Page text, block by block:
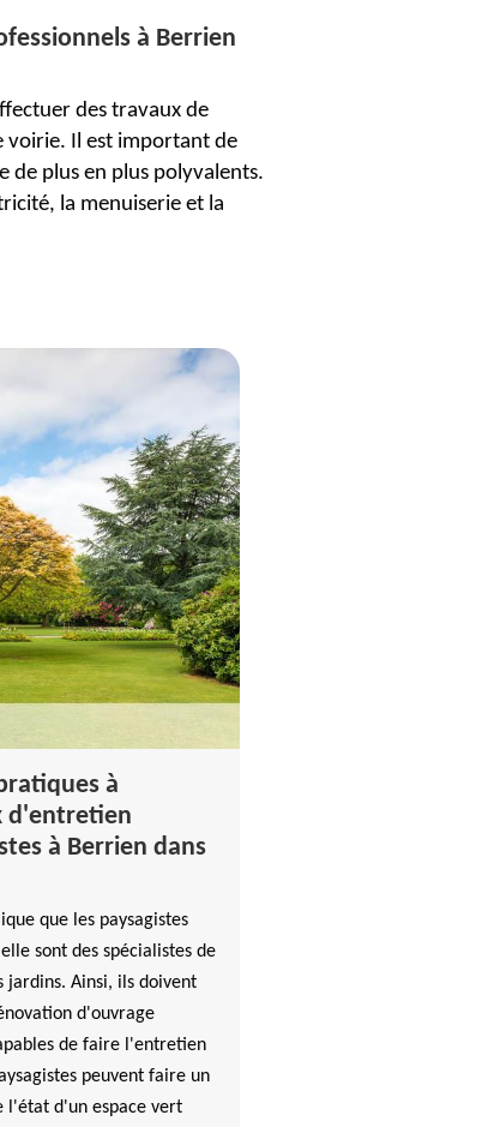
à Berrien
des travaux de
voirie. Il est important de
de plus en plus polyvalents.
la menuiserie et la
à
d'entretien
à Berrien dans
que les paysagistes
sont des spécialistes de
jardins. Ainsi, ils doivent
d'ouvrage
de faire l'entretien
peuvent faire un
l'état d'un espace vert